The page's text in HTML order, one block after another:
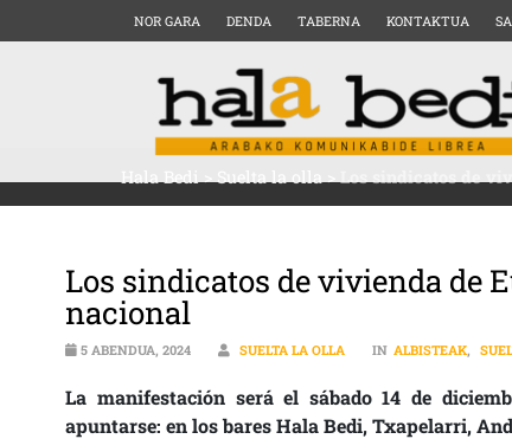
NOR GARA DENDA TABERNA KONTAKTUA
Hala Bedi>Suelta la olla>Los sindicatos de
Los sindicatos de vivienda de
nacional
5 ABENDUA, 2024 SUELTA LA OLLA IN ALBISTEAK,
La manifestación será el sábado 14 de
apuntarse: en los bares Hala Bedi, Txapelarri,